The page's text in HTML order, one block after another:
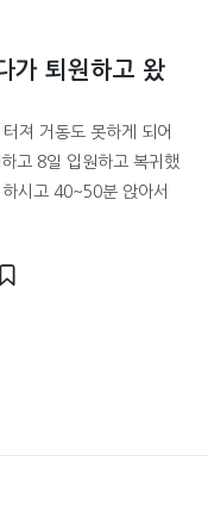
가 퇴원하고 왔
져 거동도 못하게 되어
고 8일 입원하고 복귀했
시고 40~50분 앉아서